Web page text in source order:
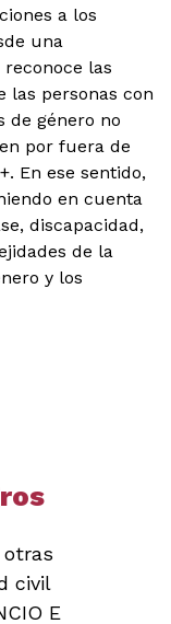
a los
una
las
las personas con
de género no
por fuera de
En ese sentido,
en cuenta
discapacidad,
de la
y los
otras
civil
E